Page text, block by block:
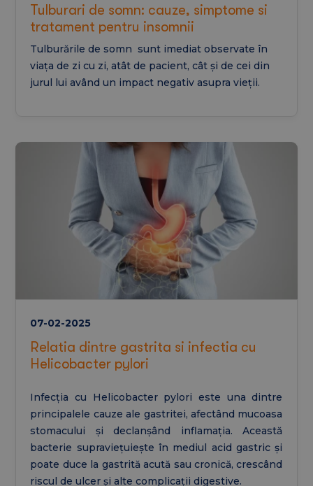
Tulburari de somn: cauze, simptome si
tratament pentru insomnii
Tulburările de somn sunt imediat observate în
viața de zi cu zi, atât de pacient, cât și de cei din
jurul lui având un impact negativ asupra vieții.
07-02-2025
Relatia dintre gastrita si infectia cu
Helicobacter pylori
Infecția cu Helicobacter pylori este una dintre
principalele cauze ale gastritei, afectând mucoasa
stomacului și declanșând inflamația. Această
bacterie supraviețuiește în mediul acid gastric și
poate duce la gastrită acută sau cronică, crescând
riscul de ulcer și alte complicații digestive.